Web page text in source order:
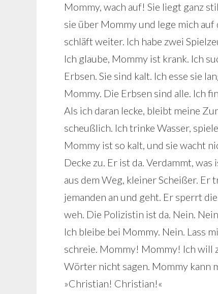
Mommy, wach auf! Sie liegt ganz
sie über Mommy und lege mich
schläft weiter. Ich habe zwei
Ich glaube, Mommy ist krank. Ich
Erbsen. Sie sind kalt. Ich esse sie
Mommy. Die Erbsen sind alle. Ich
Als ich daran lecke, bleibt meine
scheußlich. Ich trinke Wasser,
Mommy ist so kalt, und sie wacht
Decke zu. Er ist da. Verdammt,
aus dem Weg, kleiner Scheißer.
jemanden an und geht. Er sperrt
weh. Die Polizistin ist da. Nein.
Ich bleibe bei Mommy. Nein. Lass
schreie. Mommy! Mommy! Ich will
Wörter nicht sagen. Mommy kann
»Christian! Christian!«